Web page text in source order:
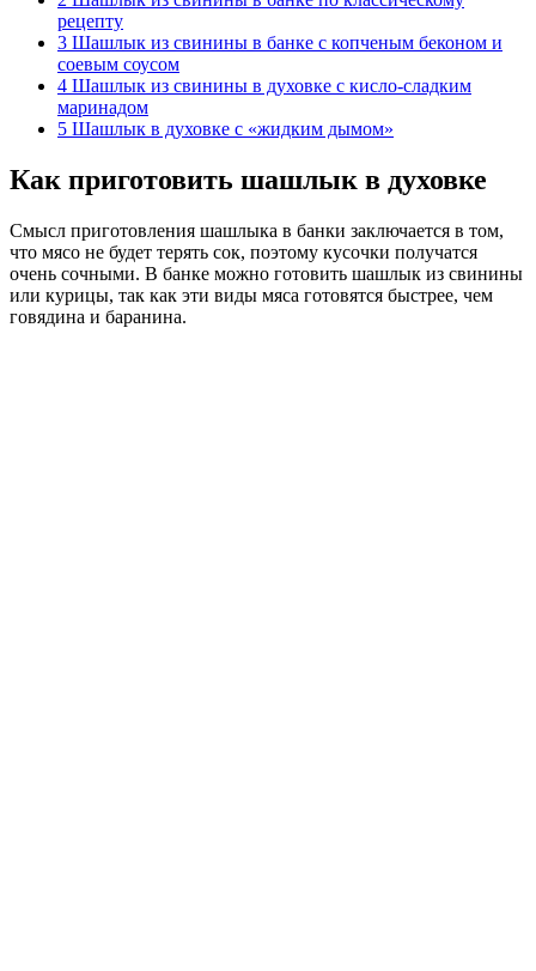
рецепту
3 Шашлык из свинины в банке с копченым беконом и
соевым соусом
4 Шашлык из свинины в духовке с кисло-сладким
маринадом
5 Шашлык в духовке с «жидким дымом»
Как приготовить шашлык в духовке
Смысл приготовления шашлыка в банки заключается в том,
что мясо не будет терять сок, поэтому кусочки получатся
очень сочными. В банке можно готовить шашлык из свинины
или курицы, так как эти виды мяса готовятся быстрее, чем
говядина и баранина.